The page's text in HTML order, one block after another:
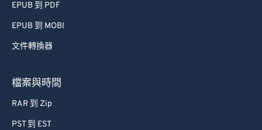
EPUB 到 PDF
EPUB 到 MOBI
文件轉換器
檔案與時間
RAR 到 Zip
PST 到 EST